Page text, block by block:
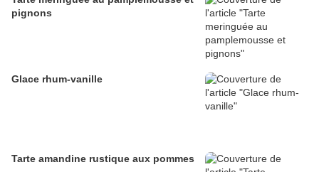
pignons
Glace rhum-vanille
Tarte amandine rustique aux pommes